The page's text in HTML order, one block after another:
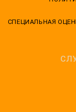
CПЕЦИАЛЬНАЯ